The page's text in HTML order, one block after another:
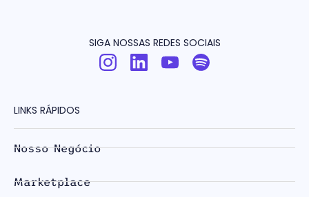
SIGA NOSSAS REDES SOCIAIS
LINKS RÁPIDOS
Nosso Negócio
Marketplace